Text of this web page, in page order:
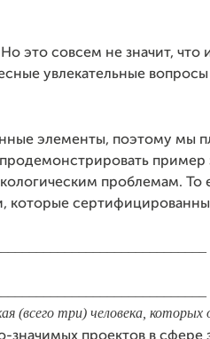
это совсем не значит, что
увлекательные вопросы
элементы, поэтому мы
пример
проблемам.
которые
(всего три) человека,